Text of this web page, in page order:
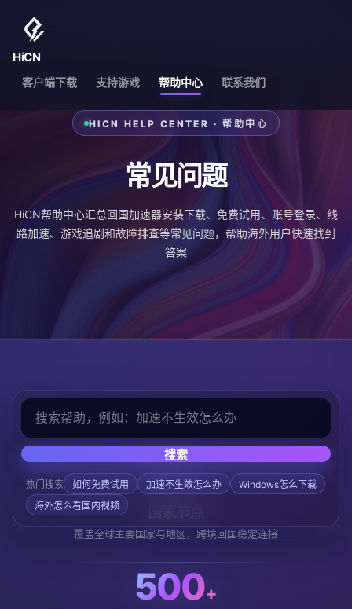
HiCN
客户端下载 支持游戏 帮助中心 联系我们
HICN HELP CENTER · 帮助中心
常见问题
HiCN帮助中心汇总回国加速器安装下载、免费试用、账号登录、线
路加速、游戏追剧和故障排查等常见问题，帮助海外用户快速找到
答案
搜索
热门搜索 如何免费试用 加速不生效怎么办
Windows怎么下载
海外怎么看国内视频
150+
覆盖全球主要国家与地区，跨境回国稳定连接
500+